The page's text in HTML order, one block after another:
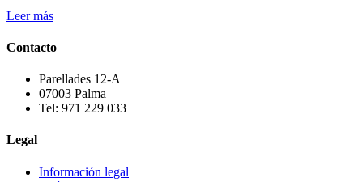
Leer más
Contacto
Parellades 12-A
07003 Palma
Tel: 971 229 033
Legal
Información legal